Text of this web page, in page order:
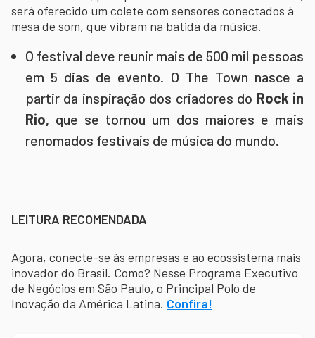
será oferecido um colete com sensores conectados à
mesa de som, que vibram na batida da música.
O festival deve reunir mais de 500 mil pessoas
em 5 dias de evento. O The Town nasce a
partir da inspiração dos criadores do Rock in
Rio, que se tornou um dos maiores e mais
renomados festivais de música do mundo.
LEITURA RECOMENDADA
Agora, conecte-se às empresas e ao ecossistema mais
inovador do Brasil. Como? Nesse Programa Executivo
de Negócios em São Paulo, o Principal Polo de
Inovação da América Latina. Confira!